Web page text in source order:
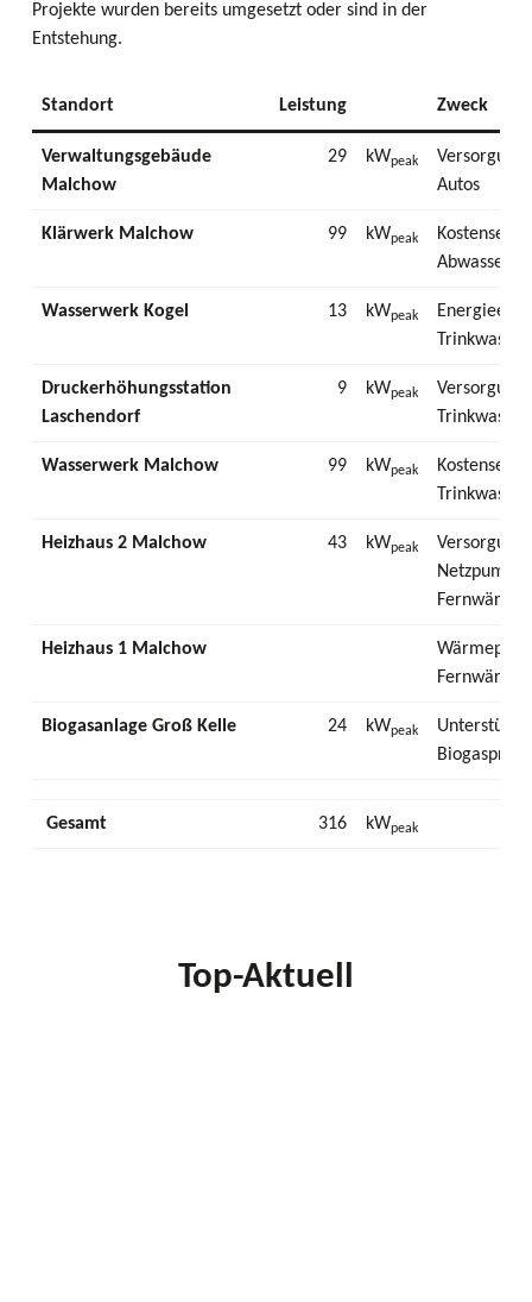
Projekte wurden bereits umgesetzt oder sind in der
Entstehung.
Standort Leistung Zweck
Verwaltungsgebäude
Malchow
29 kWpeak
Versorgung
Autos
Klärwerk Malchow 99 kWpeak
Wasserwerk Kogel 13 kWpeak
Druckerhöhungsstation
Laschendorf
9 kWpeak
Versorgung
Wasserwerk Malchow 99 kWpeak
Heizhaus 2 Malchow 43 kWpeak
Versorgung
Fernwärme
Heizhaus 1 Malchow
Fernwärme
Biogasanlage Groß Kelle 24 kWpeak
Gesamt 316 kWpeak
Top-Aktuell